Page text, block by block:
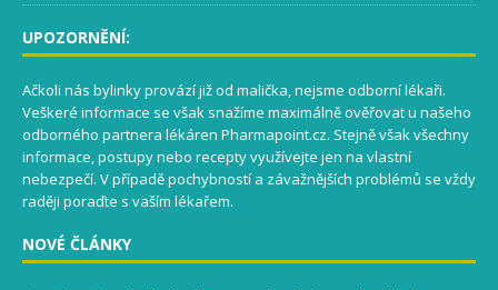
UPOZORNĚNÍ:
Ačkoli nás bylinky provází již od malička, nejsme odborní lékaři.
Veškeré informace se však snažíme maximálně ověřovat u našeho
odborného partnera lékáren Pharmapoint.cz. Stejně však všechny
informace, postupy nebo recepty využívejte jen na vlastní
nebezpečí. V případě pochybností a závažnějších problémů se vždy
raději poraďte s vaším lékařem.
NOVÉ ČLÁNKY